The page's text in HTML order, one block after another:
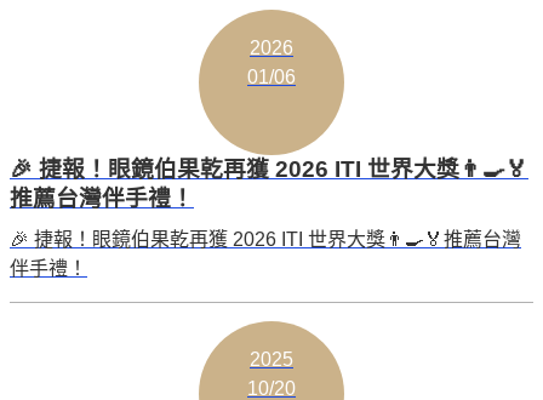
2026
01/06
🎉 捷報！眼鏡伯果乾再獲 2026 ITI 世界大獎👨‍🍳🏅
推薦台灣伴手禮！
🎉 捷報！眼鏡伯果乾再獲 2026 ITI 世界大獎👨‍🍳🏅推薦台灣
伴手禮！
2025
10/20